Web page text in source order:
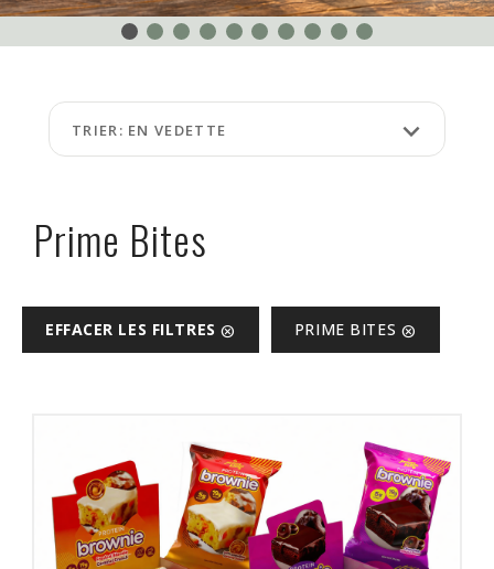
TRIER: EN VEDETTE keyboard_arrow_down
Prime Bites
EFFACER LES FILTREScancel PRIME BITES cancel
ÉVÉNEMENTS
PROPOS
FAQ
CONDITIONS
Rabais